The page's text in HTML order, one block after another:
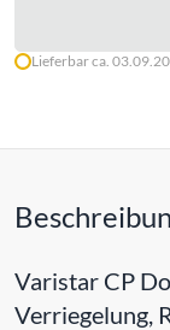
Lieferbar ca.
Varistar CP
Verriegelung,